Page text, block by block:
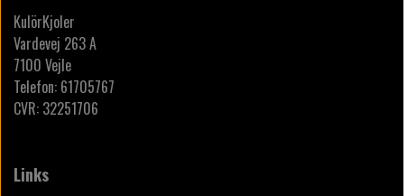
KulörKjoler
Vardevej 263 A
7100 Vejle
Telefon: 61705767
CVR: 32251706
Links